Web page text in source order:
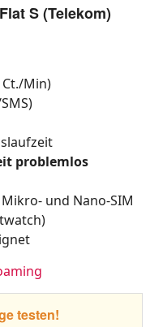
S (Telekom)
Min)
problemlos
und Nano-SIM
testen!